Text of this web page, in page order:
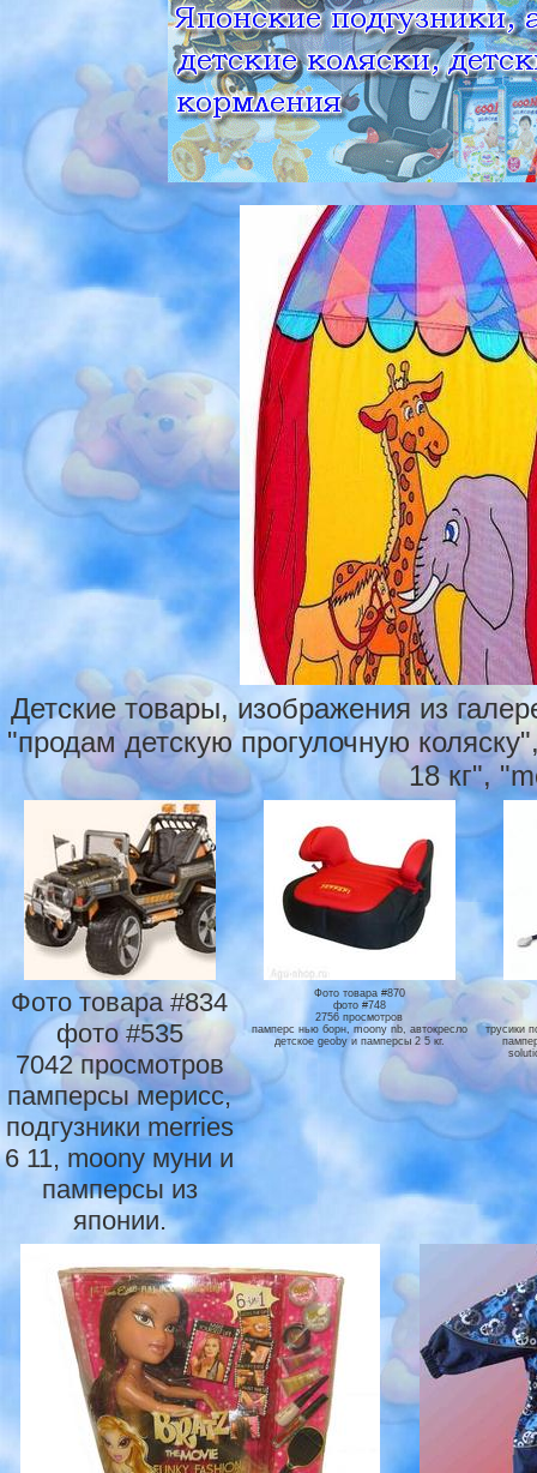
Детские товары, изображения из
"продам детскую прогулочную
18 кг",
Фото товара #834
фото #535
7042 просмотров
памперсы мерисс,
подгузники merries
6 11, moony муни и
памперсы из
японии.
Фото товара #870
фото #748
2756 просмотров
памперс нью борн, moony nb, автокресло
детское geoby и памперсы 2 5 кг.
трусики